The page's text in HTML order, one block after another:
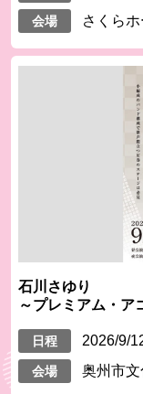
会場 さくら
石川さゆり
～プレミアム・ア
日程 2026/9/
会場 奥州市